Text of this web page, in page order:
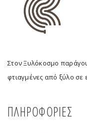
Στον Ξυλόκοσμο
φτιαγμένες από ξύλο σε
ΠΛΗΡΟΦΟΡΙΕΣ